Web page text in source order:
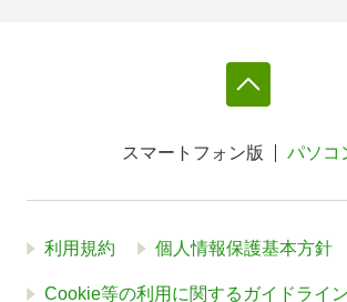
スマートフォン版 パソコ
利用規約 個人情報保護基本方針
Cookie等の利用に関するガイドライン